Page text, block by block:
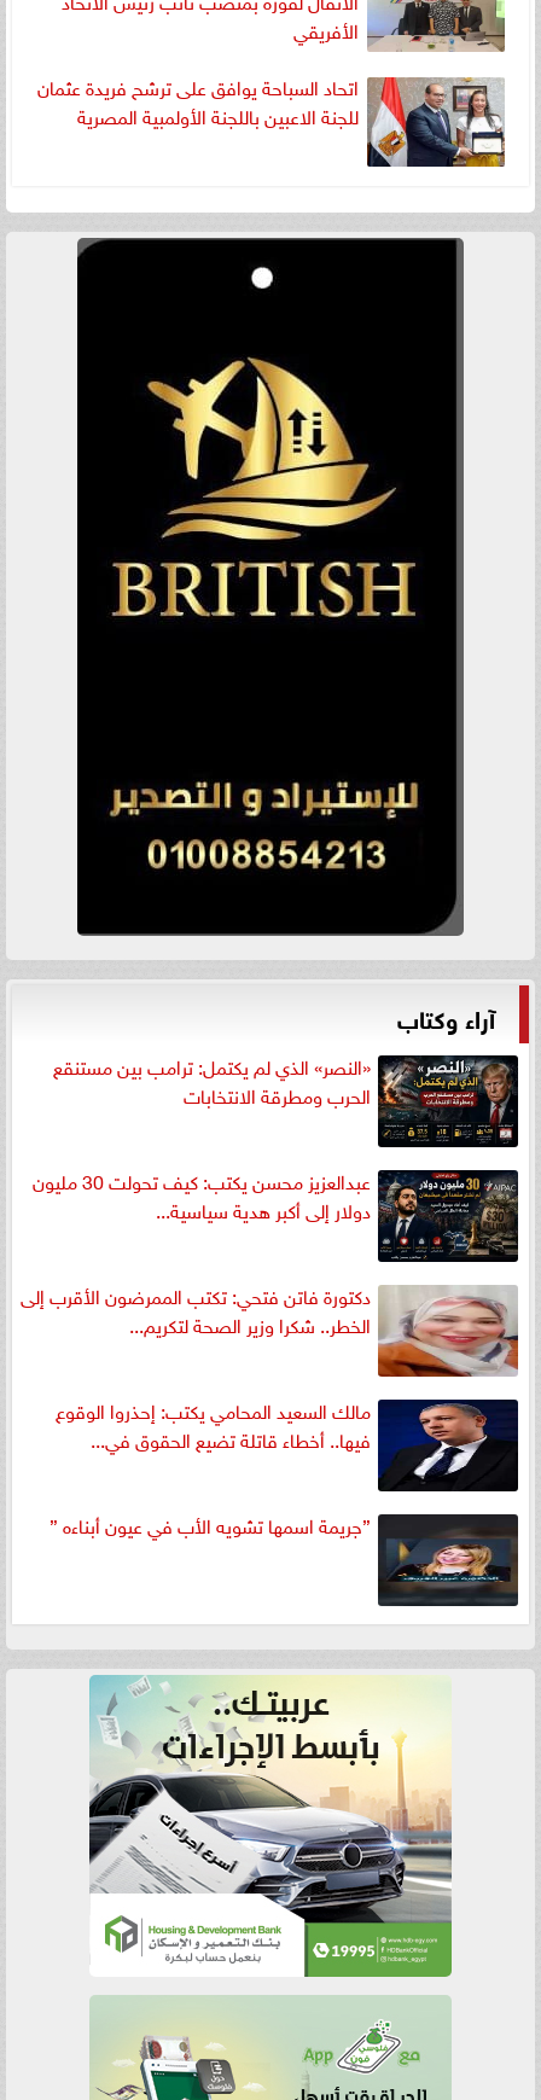
الأفريقي
اتحاد السباحة يوافق على ترشح فريدة عثمان
للجنة الاعبين باللجنة الأولمبية المصرية
آراء وكتاب
«النصر» الذي لم يكتمل: ترامب بين مستنقع
الحرب ومطرقة الانتخابات
عبدالعزيز محسن يكتب: كيف تحولت 30 مليون
دولار إلى أكبر هدية سياسية...
دكتورة فاتن فتحي: تكتب الممرضون الأقرب إلى
الخطر.. شكرا وزير الصحة لتكريم...
مالك السعيد المحامي يكتب: إحذروا الوقوع
فيها.. أخطاء قاتلة تضيع الحقوق في...
”جريمة اسمها تشويه الأب في عيون أبناءه ”